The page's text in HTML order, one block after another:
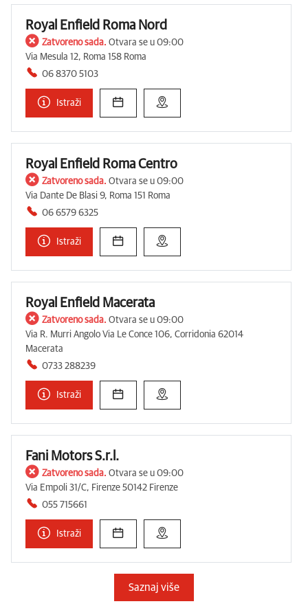
Royal Enfield Roma Nord
Zatvoreno sada. Otvara se u 09:00
Via Mesula 12, Roma 158 Roma
06 8370 5103
Istraži
Royal Enfield Roma Centro
Zatvoreno sada. Otvara se u 09:00
Via Dante De Blasi 9, Roma 151 Roma
06 6579 6325
Istraži
Royal Enfield Macerata
Zatvoreno sada. Otvara se u 09:00
Via R. Murri Angolo Via Le Conce 106, Corridonia 62014
Macerata
0733 288239
Istraži
Fani Motors S.r.l.
Zatvoreno sada. Otvara se u 09:00
Via Empoli 31/C, Firenze 50142 Firenze
055 715661
Istraži
Saznaj više